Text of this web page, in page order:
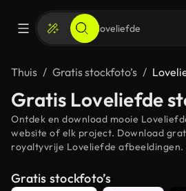
Thuis Gratis stockfoto’s
Gratis Loveliefde
Ontdek en download mooie
website of elk project. Download
royaltyvrije Loveliefde afbeeldingen.
Gratis stockfoto’s